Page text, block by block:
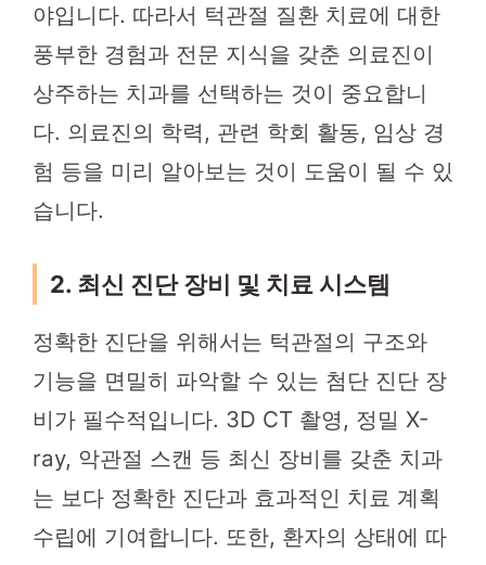
야입니다. 따라서 턱관절 질환 치료에 대한
풍부한 경험과 전문 지식을 갖춘 의료진이
상주하는 치과를 선택하는 것이 중요합니
다. 의료진의 학력, 관련 학회 활동, 임상 경
험 등을 미리 알아보는 것이 도움이 될 수 있
습니다.
2. 최신 진단 장비 및 치료 시스템
정확한 진단을 위해서는 턱관절의 구조와
기능을 면밀히 파악할 수 있는 첨단 진단 장
비가 필수적입니다. 3D CT 촬영, 정밀 X-
ray, 악관절 스캔 등 최신 장비를 갖춘 치과
는 보다 정확한 진단과 효과적인 치료 계획
수립에 기여합니다. 또한, 환자의 상태에 따